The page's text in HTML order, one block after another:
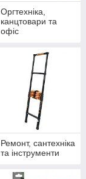
Оргтехніка,
канцтовари та
офіс
Ремонт, сантехніка
та інструменти